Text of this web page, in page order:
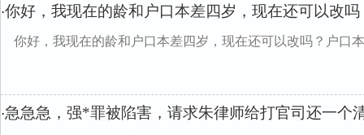
·你好，我现在的龄和户口本差四岁，现在还可以改
你好，我现在的龄和户口本差四岁，现在还可以改吗？户口
·急急急，强*罪被陷害，请求朱律师给打官司还一个